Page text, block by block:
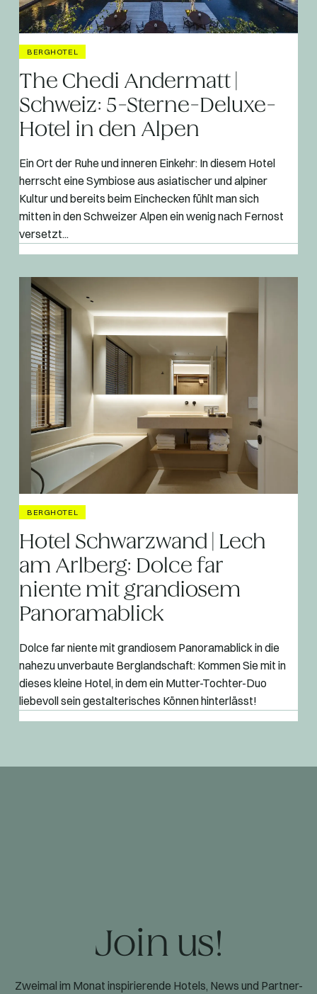
BERGHOTEL
The Chedi Andermatt |
Schweiz: 5-Sterne-Deluxe-
Hotel in den Alpen
Ein Ort der Ruhe und inneren Einkehr: In diesem Hotel
herrscht eine Symbiose aus asiatischer und alpiner
Kultur und bereits beim Einchecken fühlt man sich
mitten in den Schweizer Alpen ein wenig nach Fernost
versetzt...
BERGHOTEL
Hotel Schwarzwand | Lech
am Arlberg: Dolce far
niente mit grandiosem
Panoramablick
Dolce far niente mit grandiosem Panoramablick in die
nahezu unverbaute Berglandschaft: Kommen Sie mit in
dieses kleine Hotel, in dem ein Mutter-Tochter-Duo
liebevoll sein gestalterisches Können hinterlässt!
Join us!
Zweimal im Monat inspirierende Hotels, News und Partner-